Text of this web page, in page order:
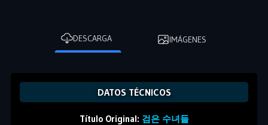
DESCARGA IMÁGENES
DATOS TÉCNICOS
Título Original: 검은 수녀들